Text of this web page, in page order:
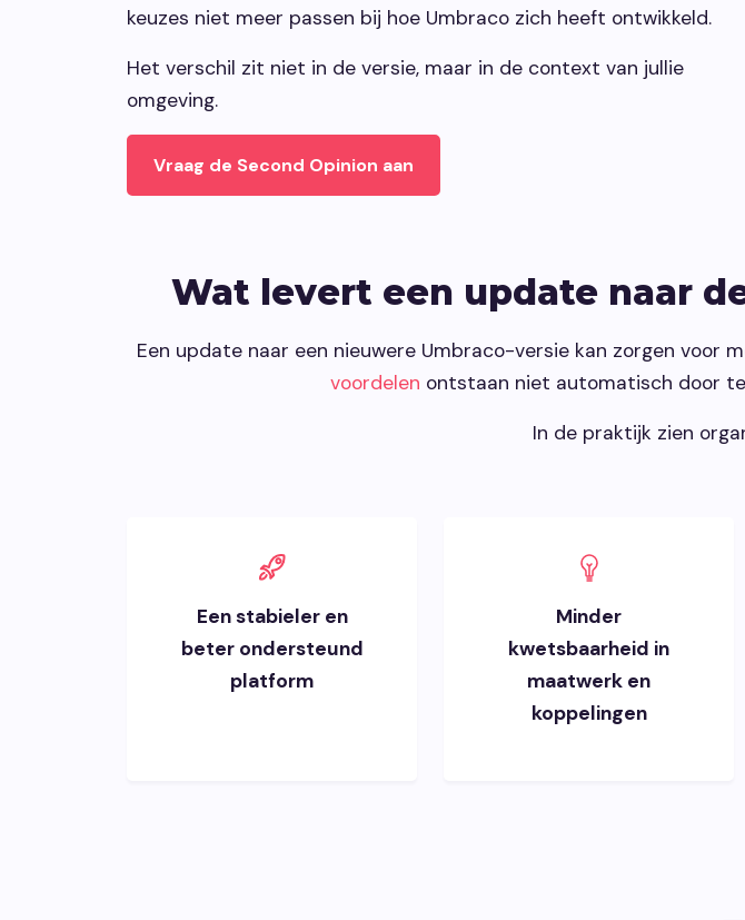
keuzes niet meer passen bij hoe Umbraco zich heeft ontwikkeld.
Het verschil zit niet in de versie, maar in de context van jullie
omgeving.
Vraag de Second Opinion aan
Wat levert een update naar
Een update naar een nieuwere Umbraco-versie kan zorgen voor
voordelen ontstaan niet automatisch door
In de praktijk zien
Een stabieler en
beter ondersteund
platform
Minder
kwetsbaarheid in
maatwerk en
koppelingen